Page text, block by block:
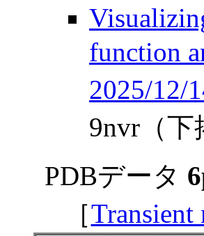
function
2025/12/
9nvr（下
PDBデータ
［Transient